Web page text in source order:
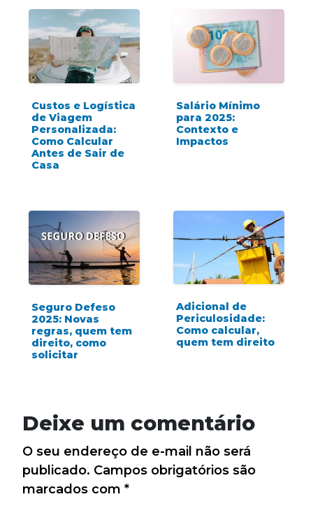
Custos e Logística
de Viagem
Personalizada:
Como Calcular
Antes de Sair de
Casa
Salário Mínimo
para 2025:
Contexto e
Impactos
Seguro Defeso
2025: Novas
regras, quem tem
direito, como
solicitar
Adicional de
Periculosidade:
Como calcular,
quem tem direito
Deixe um comentário
O seu endereço de e-mail não será
publicado. Campos obrigatórios são
marcados com *